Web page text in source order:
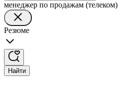
менеджер по продажам (телеком)
Резюме
Найти